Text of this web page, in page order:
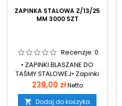
ZAPINKA STALOWA Z/13/25
MM 3000 SZT
Recenzje: 0
• ZAPINKI BLASZANE DO
TAŚMY STALOWEJ• Zapinki
zamknięte typ "Z"• Do taśmy
o szerokości 13mm•
Długość spinki 25mm• Służą
Cena
239,00 zł Netto
 Dodaj do koszyka